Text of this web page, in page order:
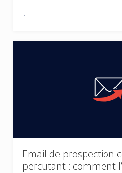
Email de prospection
percutant : comment